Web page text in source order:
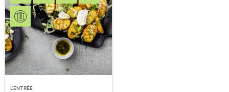
L’ENTRÉE